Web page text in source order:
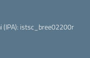
(IPA): istsc_bree02200r